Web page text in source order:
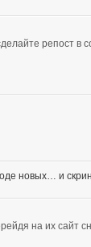
репост в
новых… и
на их сайт